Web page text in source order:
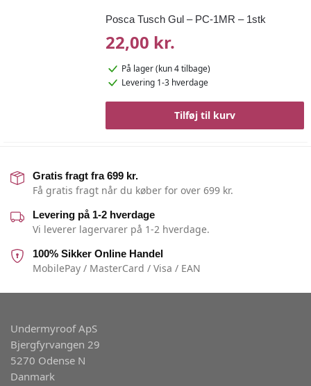
Posca Tusch Gul – PC-1MR – 1stk
22,00 kr.
På lager(kun 4 tilbage)
Levering 1-3 hverdage
Tilføj til kurv
Gratis fragt fra 699 kr.
Få gratis fragt når du køber for over 699 kr.
Levering på 1-2 hverdage
Vi leverer lagervarer på 1-2 hverdage.
100% Sikker Online Handel
MobilePay / MasterCard / Visa / EAN
Undermyroof ApS
Bjergfyrvangen 29
5270 Odense N
Danmark